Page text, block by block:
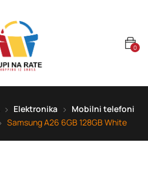
0
Elektronika
Mobilni telefoni
Samsung A26 6GB 128GB White